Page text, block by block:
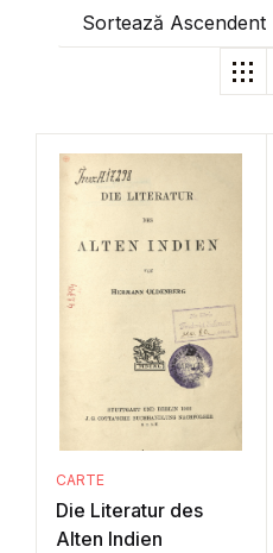
Sortează Ascendent
CARTE
Die Literatur des
Alten Indien